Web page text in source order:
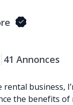
41 Annonces
business,
the benefits of